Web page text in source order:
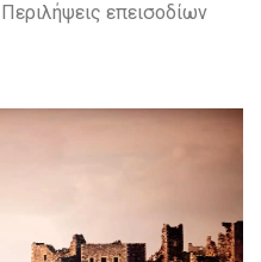
επεισοδίων